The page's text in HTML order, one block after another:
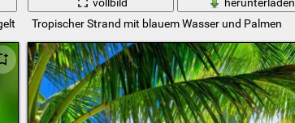
sich im Wasser wider
Tropischer Strand mit blauem Wasser und Palmen